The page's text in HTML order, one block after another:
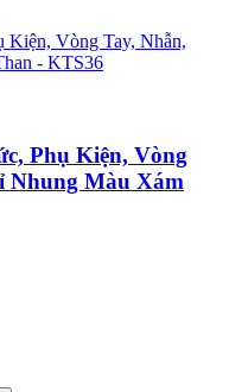
Phụ Kiện, Vòng
Nhung Màu Xám